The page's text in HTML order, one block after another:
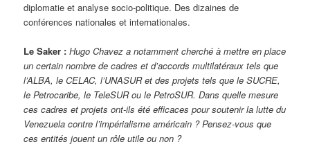
diplomatie et analyse socio-politique. Des dizaines de
conférences nationales et internationales.
Le Saker : Hugo Chavez a notamment cherché à mettre en place
un certain nombre de cadres et d’accords multilatéraux tels que
l’ALBA, le CELAC, l’UNASUR et des projets tels que le SUCRE,
le Petrocaribe, le TeleSUR ou le PetroSUR. Dans quelle mesure
ces cadres et projets ont-ils été efficaces pour soutenir la lutte du
Venezuela contre l’impérialisme américain ? Pensez-vous que
ces entités jouent un rôle utile ou non ?